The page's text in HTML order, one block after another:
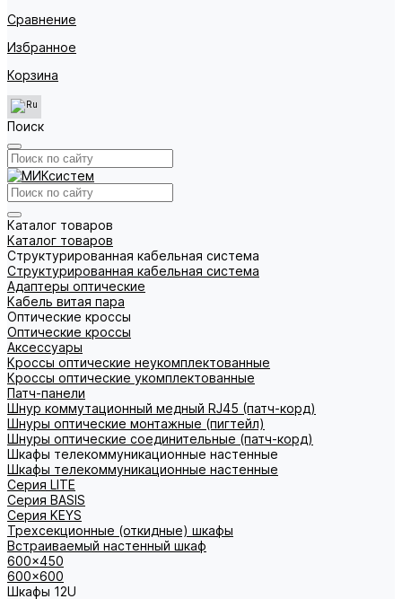
Сравнение
Избранное
Корзина
Поиск
Каталог товаров
Каталог товаров
Структурированная кабельная система
Структурированная кабельная система
Адаптеры оптические
Кабель витая пара
Оптические кроссы
Оптические кроссы
Аксессуары
Кроссы оптические неукомплектованные
Кроссы оптические укомплектованные
Патч-панели
Шнур коммутационный медный RJ45 (патч-корд)
Шнуры оптические монтажные (пигтейл)
Шнуры оптические соединительные (патч-корд)
Шкафы телекоммуникационные настенные
Шкафы телекоммуникационные настенные
Cерия LITE
Cерия BASIS
Cерия KEYS
Трехсекционные (откидные) шкафы
Встраиваемый настенный шкаф
600x450
600x600
Шкафы 12U